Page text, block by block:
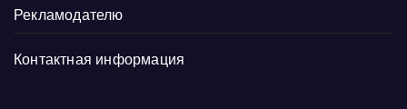
Рекламодателю
Контактная информация